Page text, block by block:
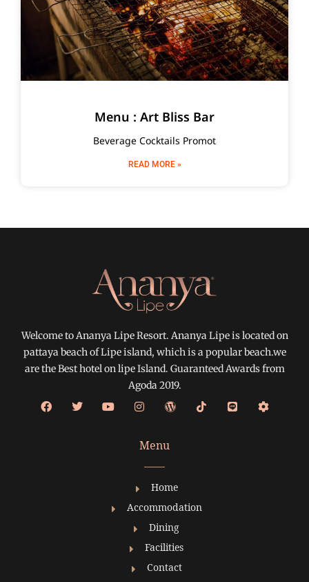
Menu : Art Bliss Bar
Beverage Cocktails Promot
READ MORE »
Welcome to Ananya Lipe Resort. Ananya Lipe is located on
pattaya beach of Lipe island, which is a popular beach.we
are the Best hotel on lipe Island. Guaranteed Awards from
Agoda 2019.
Menu
Home
Accommodation
Dining
Facilities
Contact